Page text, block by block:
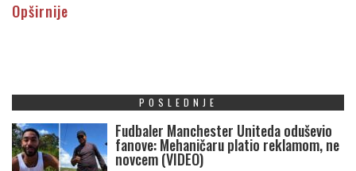
Opširnije
POSLEDNJE
Fudbaler Manchester Uniteda oduševio
fanove: Mehaničaru platio reklamom, ne
novcem (VIDEO)